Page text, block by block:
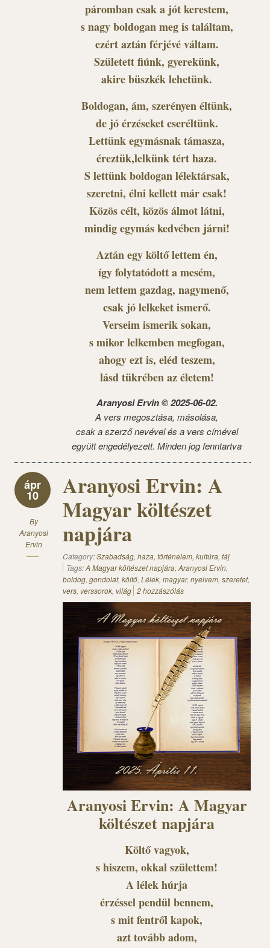
páromban csak a jót kerestem,
s nagy boldogan meg is találtam,
ezért aztán férjévé váltam.
Született fiúnk, gyerekünk,
akire büszkék lehetünk.
Boldogan, ám, szerényen éltünk,
de jó érzéseket cseréltünk.
Lettünk egymásnak támasza,
éreztük,lelkünk tért haza.
S lettünk boldogan lélektársak,
szeretni, élni kellett már csak!
Közös célt, közös álmot látni,
mindig egymás kedvében járni!
Aztán egy költő lettem én,
így folytatódott a mesém,
nem lettem gazdag, nagymenő,
csak jó lelkeket ismerő.
Verseim ismerik sokan,
s mikor lelkemben megfogan,
ahogy ezt is, eléd teszem,
lásd tükrében az életem!
Aranyosi Ervin © 2025-06-02.
A vers megosztása, másolása,
csak a szerző nevével és a vers címével
együtt engedélyezett. Minden jog fenntartva
ápr
10
By
Aranyosi
Ervin
Aranyosi Ervin: A
Magyar költészet
napjára
Category:Szabadság, haza, történelem, kultúra, táj
Tags:A Magyar költészet napjára, Aranyosi Ervin,
boldog, gondolat, költő, Lélek, magyar, nyelvem, szeretet,
vers, verssorok, világ 2 hozzászólás
Aranyosi Ervin: A Magyar
költészet napjára
Költő vagyok,
s hiszem, okkal születtem!
A lélek húrja
érzéssel pendül bennem,
s mit fentről kapok,
azt tovább adom,